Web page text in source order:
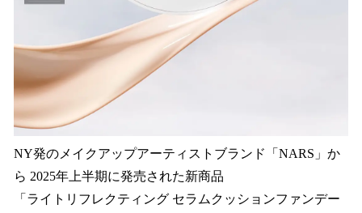
NY発のメイクアップアーティストブランド「NARS」か
ら 2025年上半期に発売された新商品
「ライトリフレクティング セラムクッションファンデー